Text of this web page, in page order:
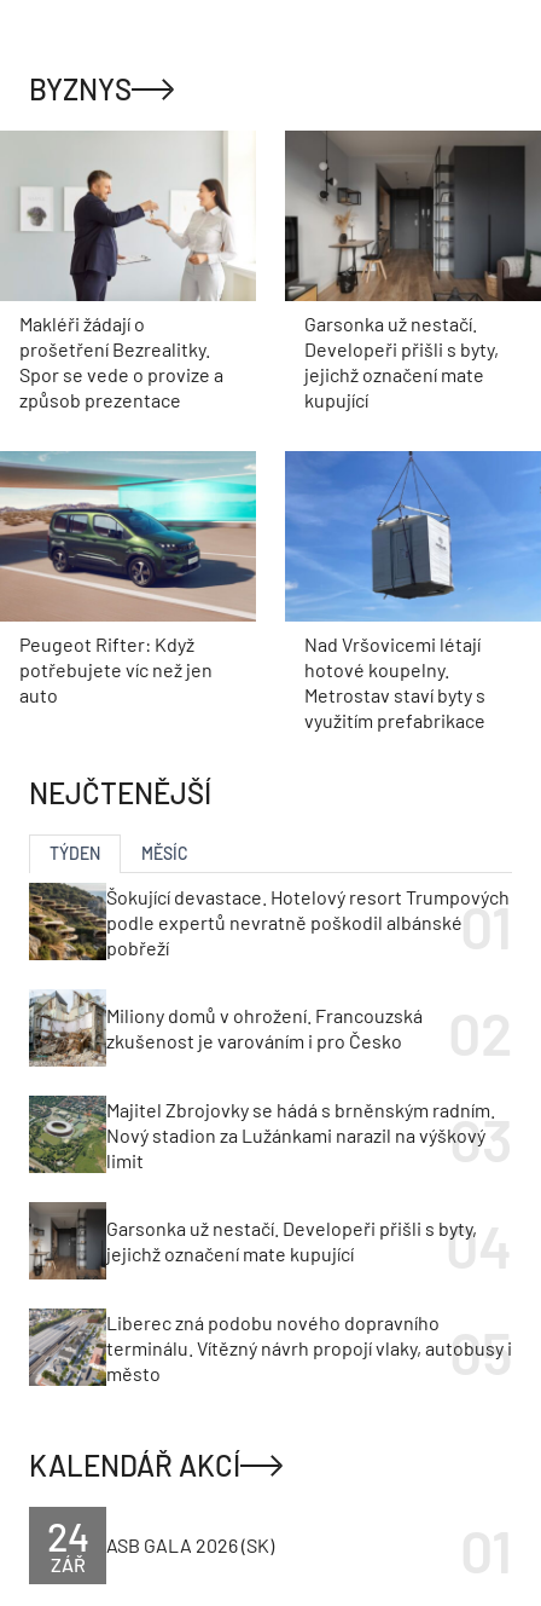
BYZNYS
Makléři žádají o
prošetření Bezrealitky.
Spor se vede o provize a
způsob prezentace
Garsonka už nestačí.
Developeři přišli s byty,
jejichž označení mate
kupující
Peugeot Rifter: Když
potřebujete víc než jen
auto
Nad Vršovicemi létají
hotové koupelny.
Metrostav staví byty s
využitím prefabrikace
NEJČTENĚJŠÍ
TÝDEN MĚSÍC
Šokující devastace. Hotelový resort Trumpových
podle expertů nevratně poškodil albánské
pobřeží
Miliony domů v ohrožení. Francouzská
zkušenost je varováním i pro Česko
Majitel Zbrojovky se hádá s brněnským radním.
Nový stadion za Lužánkami narazil na výškový
limit
Garsonka už nestačí. Developeři přišli s byty,
jejichž označení mate kupující
Liberec zná podobu nového dopravního
terminálu. Vítězný návrh propojí vlaky, autobusy i
město
KALENDÁŘ AKCÍ
ZÁŘ
24 ASB GALA 2026 (SK)